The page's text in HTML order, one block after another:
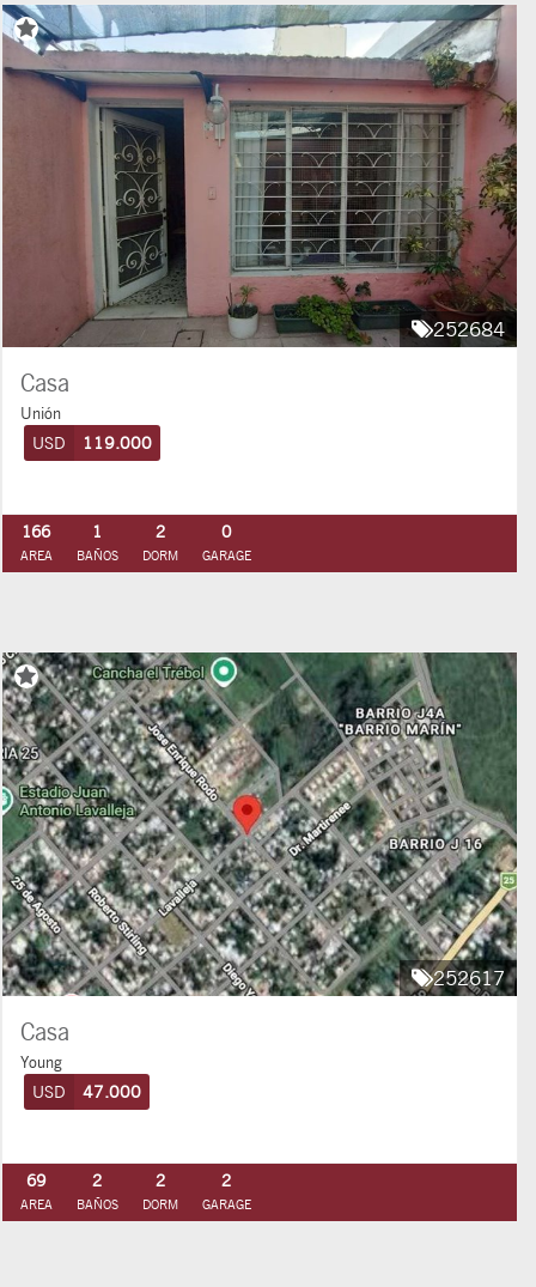
252684
Casa
Unión
USD 119.000
166
AREA
1
BAÑOS
2
DORM
0
GARAGE
252617
Casa
Young
USD 47.000
69
AREA
2
BAÑOS
2
DORM
2
GARAGE